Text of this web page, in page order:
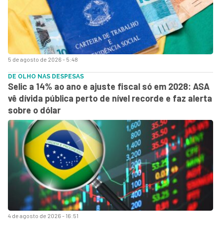
5 de agosto de 2026 - 5:48
4 de agosto de 2026 - 16:51
DE OLHO NAS DESPESAS
Selic a 14% ao ano e ajuste fiscal só em 2028: ASA
vê dívida pública perto de nível recorde e faz alerta
sobre o dólar